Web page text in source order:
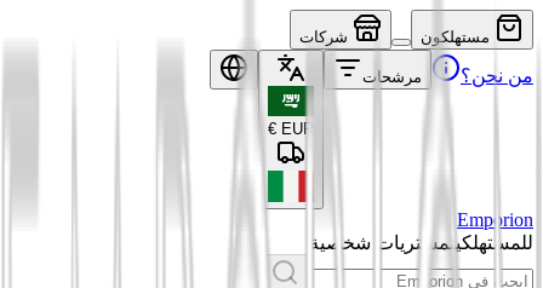
مستهلكون شركات
من نحن؟ مرشحات
EUR
€
Emporion
للمستهلكينمشتريات شخصية